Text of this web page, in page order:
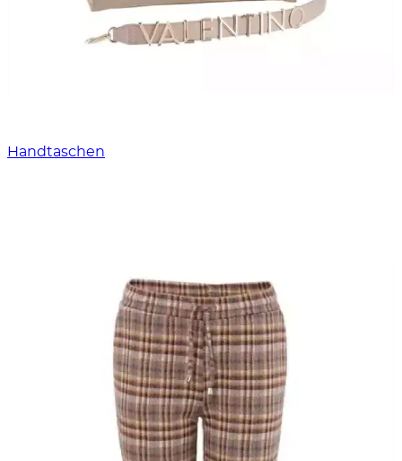
Handtaschen